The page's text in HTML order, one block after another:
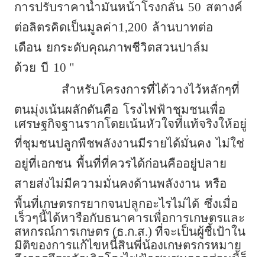
การปรับราคาน้ำมันหน้าโรงกลั่น 50 สตางค์
ต่อลิตรคิดเป็นมูลค่า1,200 ล้านบาทต่อ
เดือน ยกระดับคุณภาพชีวิตสวนปาล์ม
ด้วย บี 10 "
สำหรับโครงการที่ได้วางไว้หลักๆที่
ตนมุ่งเน้นผลักดันคือ โรงไฟฟ้าชุมชนเพื่อ
เศรษฐกิจฐานรากโดยเน้นหัวใจที่แท้จริงให้อยู่
ที่ชุมชนปลูกพืชพลังงานมีรายได้มั่นคง ไม่ใช่
อยู่ที่เอกชน พื้นที่ที่ควรได้ก่อนคืออยู่ปลาย
สายส่งไม่มีความมั่นคงด้านพลังงาน หรือ
พื้นที่เกษตรกรยากจนปลูกอะไรไม่ได้ ซึ่งเมื่อ
เร็วๆนี้ได้หารือกับธนาคารเพื่อการเกษตรและ
สหกรณ์การเกษตร (ธ.ก.ส.) ที่จะเป็นผู้ชี้เป้าใน
มิติของการแก้ไขหนี้สินพี่น้องเกษตรกรหมาย